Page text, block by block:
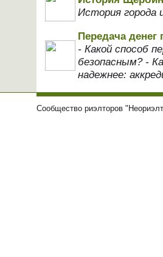
История города
Передача денег
- Какой способ
безопасным? -
надежнее:
Сообщество риэлторов